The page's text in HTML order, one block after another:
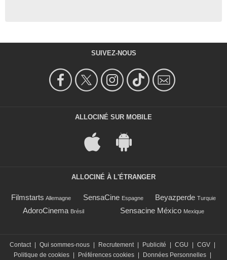
SUIVEZ-NOUS
ALLOCINÉ SUR MOBILE
ALLOCINÉ À L'ÉTRANGER
Filmstarts Allemagne SensaCine Espagne Beyazperde Turquie
AdoroCinema Brésil Sensacine México Mexique
Contact | Qui sommes-nous | Recrutement | Publicité | CGU | CGV |
Politique de cookies | Préférences cookies | Données Personnelles |